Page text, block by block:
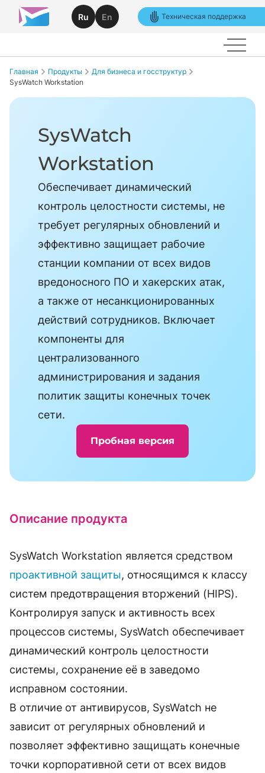
Ru En Техническая поддержка
Главная Продукты
Для бизнеса и госструктур
SysWatch Workstation
SysWatch
Workstation
Обеспечивает динамический
контроль целостности системы, не
требует регулярных обновлений и
эффективно защищает рабочие
станции компании от всех видов
вредоносного ПО и хакерских атак,
а также от несанкционированных
действий сотрудников. Включает
компоненты для
централизованного
администрирования и задания
политик защиты конечных точек
сети.
Пробная версия
Описание продукта
SysWatch Workstation является средством
проактивной защиты, относящимся к классу
систем предотвращения вторжений (HIPS).
Контролируя запуск и активность всех
процессов системы, SysWatch обеспечивает
динамический контроль целостности
системы, сохранение её в заведомо
исправном состоянии.
В отличие от антивирусов, SysWatch не
зависит от регулярных обновлений и
позволяет эффективно защищать конечные
точки корпоративной сети от всех видов